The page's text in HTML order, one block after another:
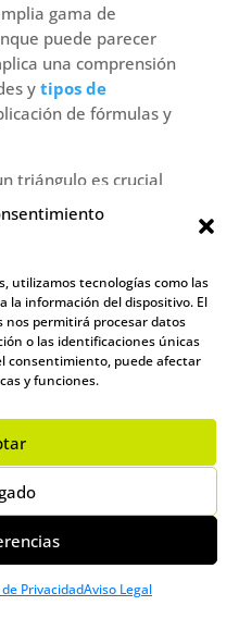
utilizamos tecnologías como las
la información del dispositivo. El
permitirá procesar datos
o las identificaciones únicas
consentimiento, puede afectar
y funciones.
PrivacidadAviso Legal
gama de
puede parecer
una comprensión
y tipos de
de fórmulas y
triángulo es crucial
no solo el área de la
relaciones
manera efectiva, es
el tipo de
trabajando, ya que
escaleno,
tiene
de triángulo, el
de la altura de un
de la fórmula o
determinación. Por
la altura
la longitud de un lado